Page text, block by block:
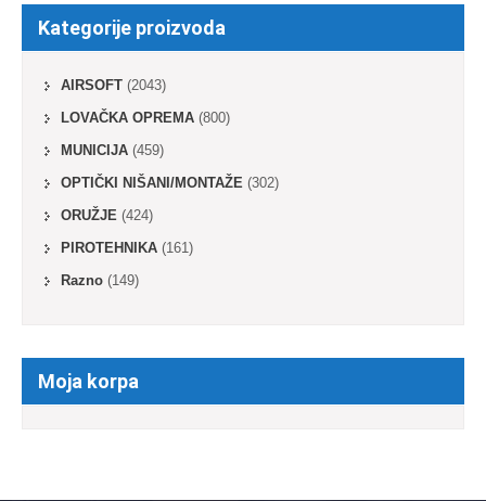
Kategorije proizvoda
AIRSOFT (2043)
LOVAČKA OPREMA (800)
MUNICIJA (459)
OPTIČKI NIŠANI/MONTAŽE (302)
ORUŽJE (424)
PIROTEHNIKA (161)
Razno (149)
Moja korpa